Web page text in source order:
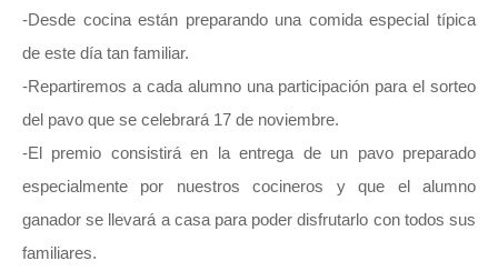
-Desde cocina están preparando una comida especial típica
de este día tan familiar.
-Repartiremos a cada alumno una participación para el sorteo
del pavo que se celebrará 17 de noviembre.
-El premio consistirá en la entrega de un pavo preparado
especialmente por nuestros cocineros y que el alumno
ganador se llevará a casa para poder disfrutarlo con todos sus
familiares.